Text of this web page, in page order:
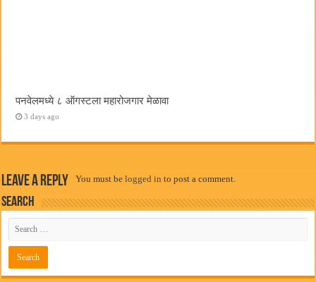
पनवेलमध्ये ८ ऑगस्टला महारोजगार मेळावा
3 days ago
Leave a Reply You must belogged in to post a comment.
Search